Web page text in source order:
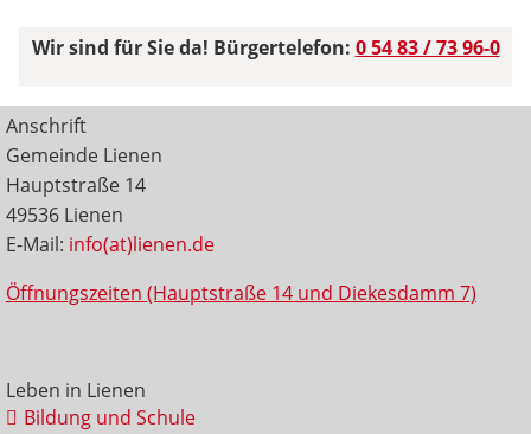
Wir sind für Sie da! Bürgertelefon: 0 54 83 / 73 96-0
Anschrift
Gemeinde Lienen
Hauptstraße 14
49536 Lienen
E-Mail: info(at)lienen.de
Öffnungszeiten (Hauptstraße 14 und Diekesdamm 7)
Leben in Lienen
Bildung und Schule